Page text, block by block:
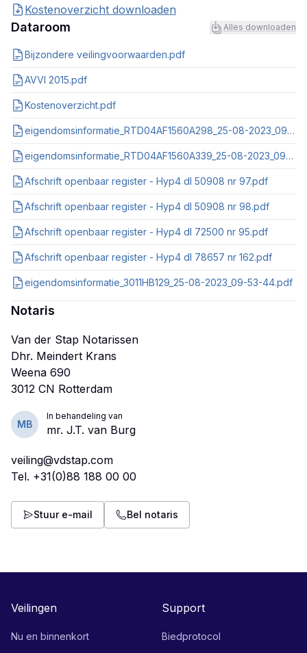
Kostenoverzicht downloaden
Dataroom Alles downloaden
Bijzondere veilingvoorwaarden.pdf
AVVI 2015.pdf
Kostenoverzicht.pdf
eigendomsinformatie_RTD04AF1560A298_25-08-2023_09-53-53.pdf
eigendomsinformatie_RTD04AF1560A339_25-08-2023_09-54-01.pdf
Afschrift openbaar register - Hyp4 dl 50908 nr 97.pdf
Afschrift openbaar register - Hyp4 dl 50908 nr 98.pdf
Afschrift openbaar register - Hyp4 dl 72500 nr 95.pdf
Afschrift openbaar register - Hyp4 dl 78657 nr 162.pdf
eigendomsinformatie_3011HB129_25-08-2023_09-53-44.pdf
Notaris
Van der Stap Notarissen
Dhr. Meindert Krans
Weena 690
MB
In behandeling van
mr. J.T. van Burg
veiling@vdstap.com
Tel. +31(0)88 188 00 00
Stuur e-mail Bel notaris
Veilingen
Nu en binnenkort
Support
Biedprotocol